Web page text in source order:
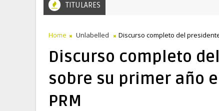
TITULARES
Home Unlabelled Discurso completo del
Discurso completo
sobre su primer año
PRM